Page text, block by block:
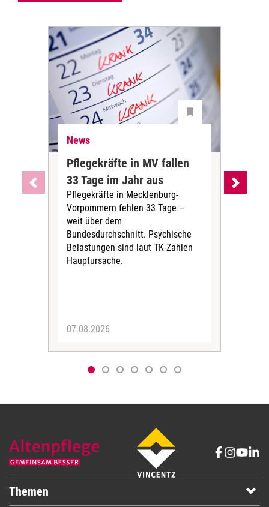
News
Pflegekräfte in MV fallen
33 Tage im Jahr aus
Pflegekräfte in Mecklenburg-
Vorpommern fehlen 33 Tage –
weit über dem
Bundesdurchschnitt. Psychische
Belastungen sind laut TK-Zahlen
Hauptursache.
07.08.2026
Themen